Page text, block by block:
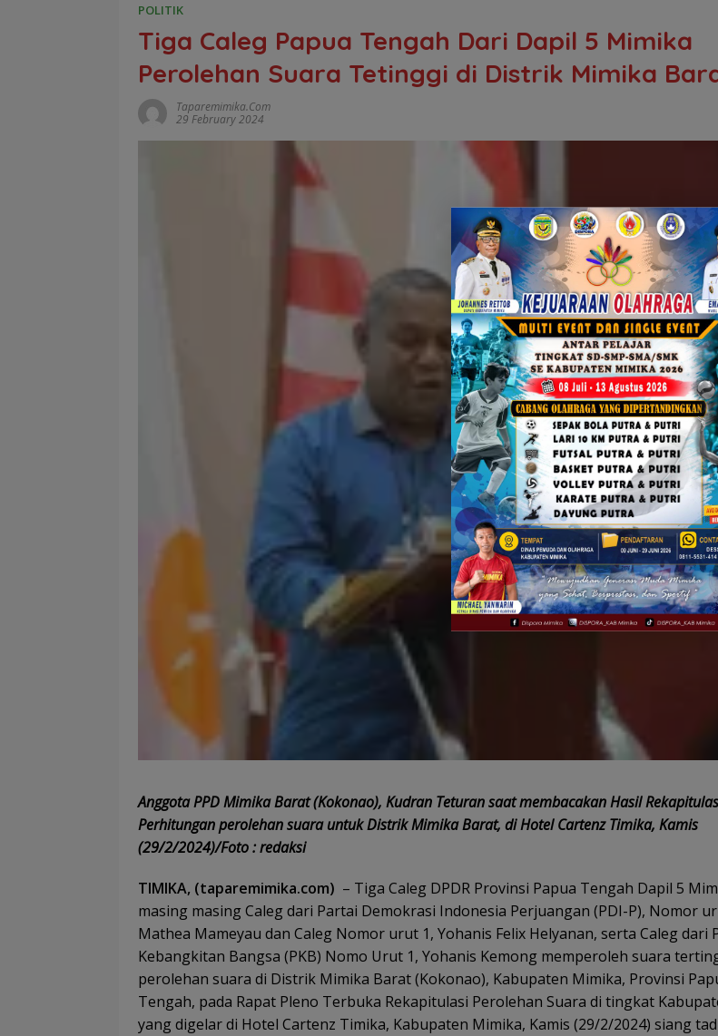
POLITIK
Tiga Caleg Papua Tengah Dari Dapil 5 Mimika
Perolehan Suara Tetinggi di Distrik Mimika
Taparemimika.com
29 February 2024
Anggota PPD Mimika Barat (Kokonao), Kudran Teturan saat membacakan Hasil
Perhitungan perolehan suara untuk Distrik Mimika Barat, di Hotel Cartenz Timika, Kamis
(29/2/2024)/Foto : redaksi
TIMIKA, (taparemimika.com) – Tiga Caleg DPDR Provinsi Papua Tengah Dapil 5
masing masing Caleg dari Partai Demokrasi Indonesia Perjuangan (PDI-P), Nomor
Mathea Mameyau dan Caleg Nomor urut 1, Yohanis Felix Helyanan, serta Caleg dari
Kebangkitan Bangsa (PKB) Nomo Urut 1, Yohanis Kemong memperoleh suara
perolehan suara di Distrik Mimika Barat (Kokonao), Kabupaten Mimika, Provinsi
Tengah, pada Rapat Pleno Terbuka Rekapitulasi Perolehan Suara di tingkat
yang digelar di Hotel Cartenz Timika, Kabupaten Mimika, Kamis (29/2/2024) siang